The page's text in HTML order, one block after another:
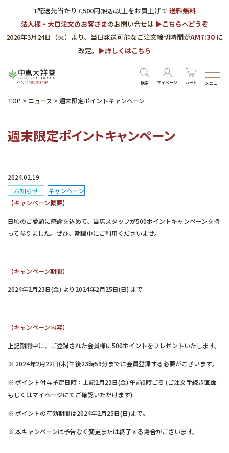
1配送先当たり7,500円(税込)以上をお買上げで 送料無料
法人様・大口注文のお客さまのお問い合せは ▶︎こちらへどうぞ
2026年3月24日（火）より、当日発送可能なご注文締切時間がAM7:30 に
改定。 ▶︎詳しくはこちら
検索 マイページ カート メニュー
TOP > ニュース > 週末限定ポイントキャンペーン
週末限定ポイントキャンペーン
2024.02.19
お知らせ
キャンペーン
【キャンペーン概要】
日頃のご愛顧に感謝を込めて、当店スタッフが500ポイントキャンペーンを持
って参りました。ぜひ、期間中にご利用くださいませ。
【キャンペーン期間】
2024年2月23日(金) より2024年2月25日(日) まで
【キャンペーン内容】
上記期間中に、ご登録された会員様に500ポイントをプレゼントいたします。
※ 2024年2月22日(木)午後23時59分までに会員登録する必要がございます。
※ ポイント付与予定日時：上記2月23日(金) 午前0時ごろ (ご注文手続き画面
もしくはマイページにてご確認いただけます)
※ ポイントの有効期間は2024年2月25日(日)まで。
※ 本キャンペーンは予告なく変更または終了する場合がございます。